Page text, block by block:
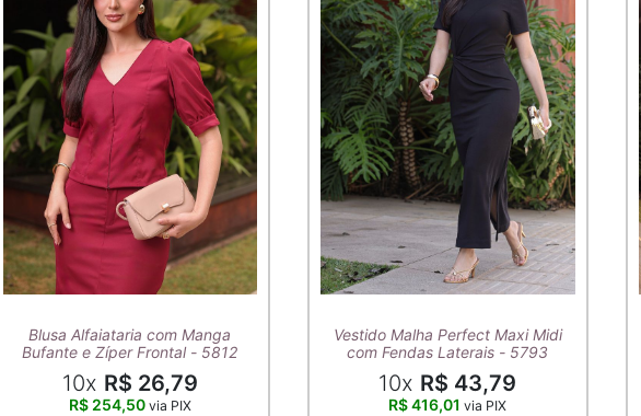
Blusa Alfaiataria com Manga
Bufante e Zíper Frontal - 5812
10x R$ 26,79
R$ 254,50 via PIX
Vestido Malha Perfect Maxi Midi
com Fendas Laterais - 5793
10x R$ 43,79
R$ 416,01via PIX